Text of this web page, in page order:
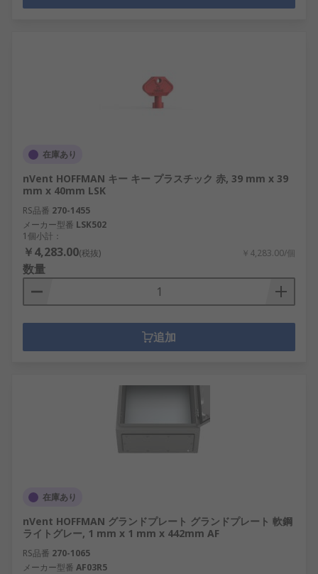
在庫あり
nVent HOFFMAN キー キー プラスチック 赤, 39 mm x 39
mm x 40mm LSK
RS品番 270-1455
メーカー型番 LSK502
1個小計：
￥4,283.00(税抜) ￥4,283.00/個
数量
追加
在庫あり
nVent HOFFMAN グランドプレート グランドプレート 軟鋼
ライトグレー, 1 mm x 1 mm x 442mm AF
RS品番 270-1065
メーカー型番 AF03R5